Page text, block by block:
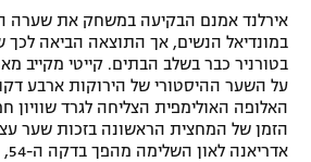
אירלנד אמנם הבקיעה במשחק את שערה
במונדיאל הנשים, אך התוצאה הביאה
בטורניר כבר בשלב הבתים. קייטי מקייב
על השער ההיסטורי של הירוקות ארבע
האלופה האולימפית הצליחה לגרד
הזמן של המחצית הראשונה בזכות שער